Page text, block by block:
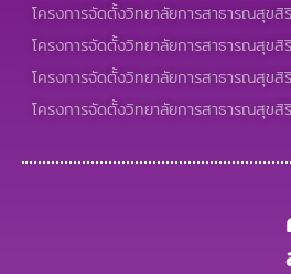
โครงการจัดตั้งวิทยาลัยการสาธารณสุข
โครงการจัดตั้งวิทยาลัยการสาธารณสุข
โครงการจัดตั้งวิทยาลัยการสาธารณสุข
โครงการจัดตั้งวิทยาลัยการสาธารณสุข